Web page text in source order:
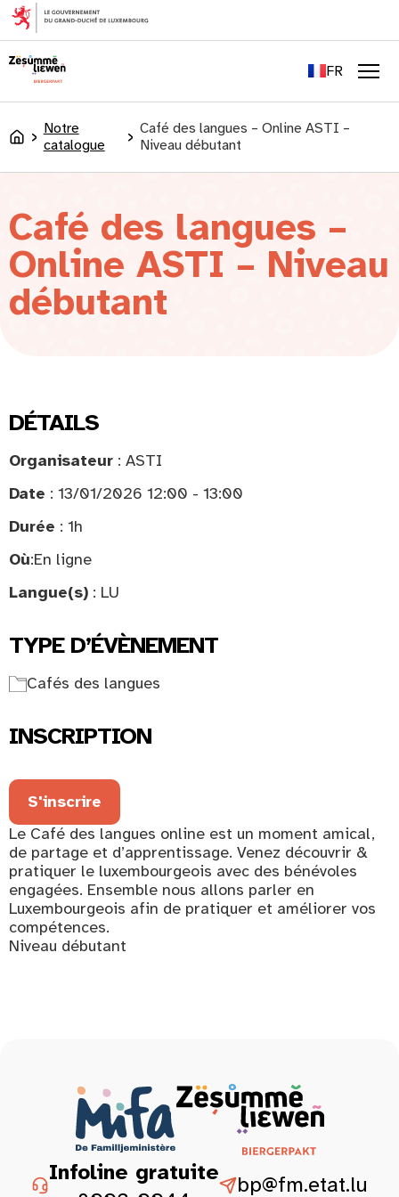
principal
FR
LU
Accueil
Notre
catalogue
Café des langues – Online ASTI –
Niveau débutant
Café des langues –
Online ASTI – Niveau
débutant
DÉTAILS
Organisateur : ASTI
Date : 13/01/2026 12:00 - 13:00
Durée : 1h
Où:En ligne
Langue(s) : LU
TYPE D’ÉVÈNEMENT
Cafés des langues
INSCRIPTION
S'inscrire
Le Café des langues online est un moment amical,
de partage et d’apprentissage. Venez découvrir &
pratiquer le luxembourgeois avec des bénévoles
engagées. Ensemble nous allons parler en
Luxembourgeois afin de pratiquer et améliorer vos
compétences.
Niveau débutant
Infoline gratuite
bp@fm.etat.lu